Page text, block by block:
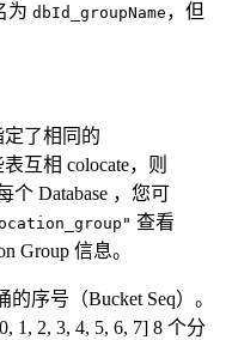
为 dbId_groupName ，但
定了相同的
互相 colocate，则
个 Database ，您可
查看
Group 信息。
序号（Bucket Seq）。
1, 2, 3, 4, 5, 6, 7] 8 个分